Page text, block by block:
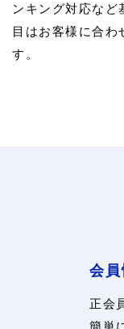
ンキング対応など
目はお客様に合わ
す。
会
正会
簡単